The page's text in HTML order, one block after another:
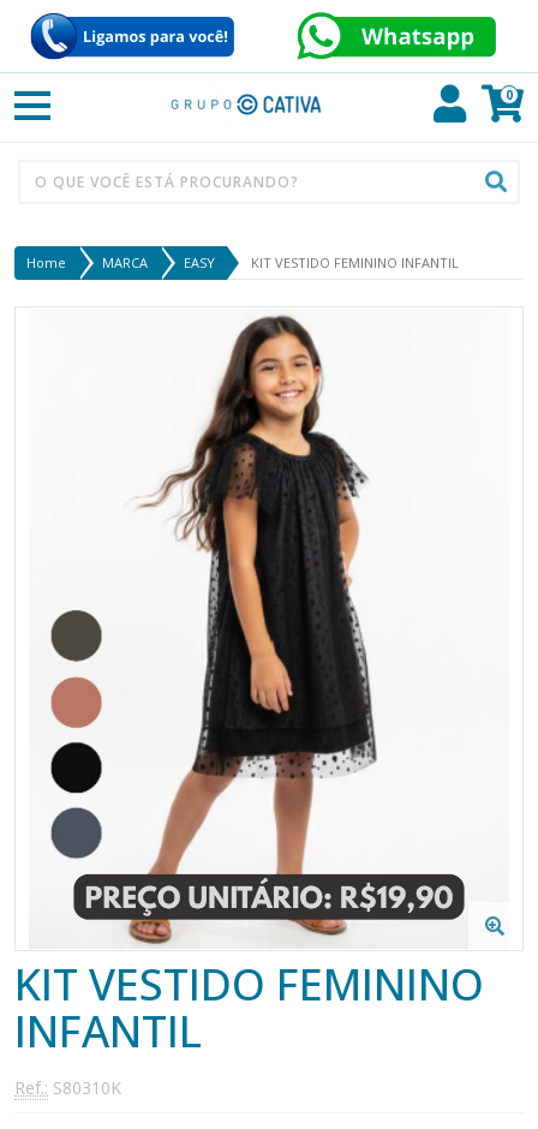
0
Home MARCA EASY KIT VESTIDO FEMININO INFANTIL
KIT VESTIDO FEMININO
INFANTIL
Ref.: S80310K